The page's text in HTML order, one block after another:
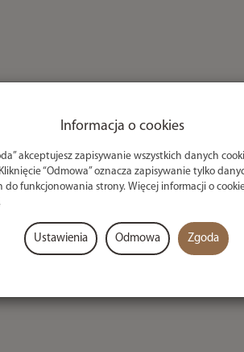
Informacja o cookies
akceptujesz zapisywanie wszystkich danych
“Odmowa” oznacza zapisywanie tylko
do funkcjonowania strony. Więcej informacji o
Ustawienia Odmowa Zgoda